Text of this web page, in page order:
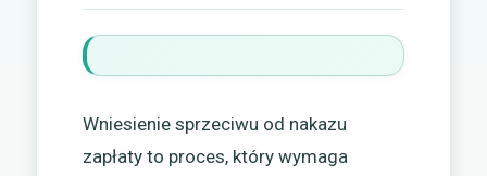
Wniesienie sprzeciwu od nakazu
zapłaty to proces, który wymaga